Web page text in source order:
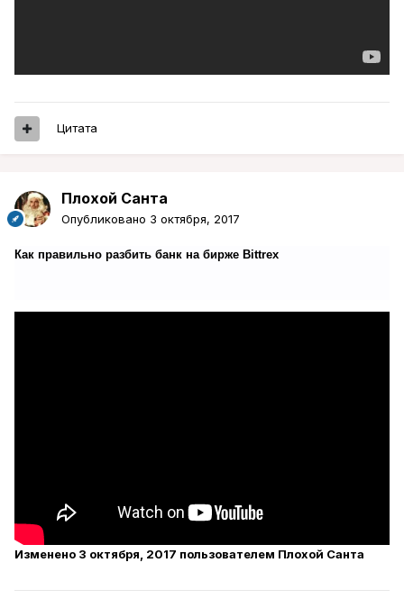
Цитата
Плохой Санта
Опубликовано 3 октября, 2017
Как правильно разбить банк на бирже Bittrex
Изменено 3 октября, 2017 пользователем Плохой Санта